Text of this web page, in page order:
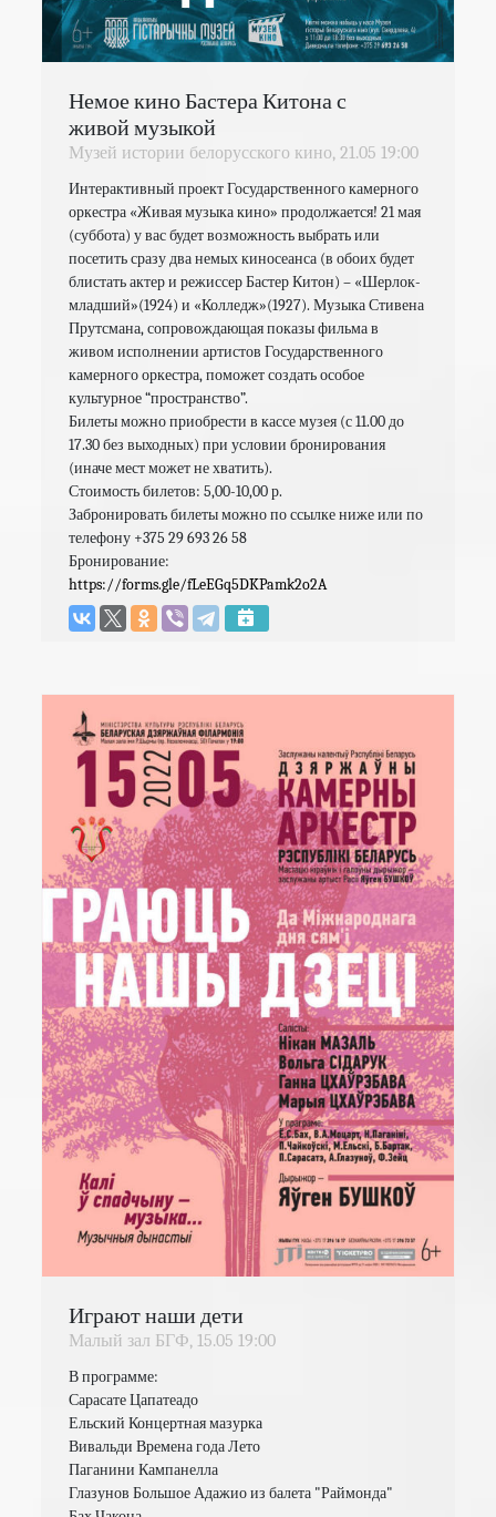
Немое кино Бастера Китона с
живой музыкой
Музей истории белорусского кино, 21.05 19:00
Интерактивный проект Государственного камерного
оркестра «Живая музыка кино» продолжается! 21 мая
(суббота) у вас будет возможность выбрать или
посетить сразу два немых киносеанса (в обоих будет
блистать актер и режиссер Бастер Китон) – «Шерлок-
младший»(1924) и «Колледж»(1927). Музыка​ Стивена​
Прутсмана,​ сопровождающая​ показы​ фильма в
живом исполнении артистов Государственного
камерного оркестра,​ поможет​ создать​ особое​
культурное​ “пространство”.​
Билеты можно приобрести в кассе музея (с 11.00 до
17.30 без выходных) при условии бронирования
(иначе мест может не хватить).
Стоимость билетов: 5,00-10,00 р.
Забронировать билеты можно по ссылке ниже или по
телефону +375 29 693 26 58
https://forms.gle/fLeEGq5DKPamk2o2A
Играют наши дети
Малый зал БГФ, 15.05 19:00
В программе:
Сарасате Цапатеадо
Ельский Концертная мазурка
Вивальди Времена года Лето
Паганини Кампанелла
Глазунов Большое Адажио из балета "Раймонда"